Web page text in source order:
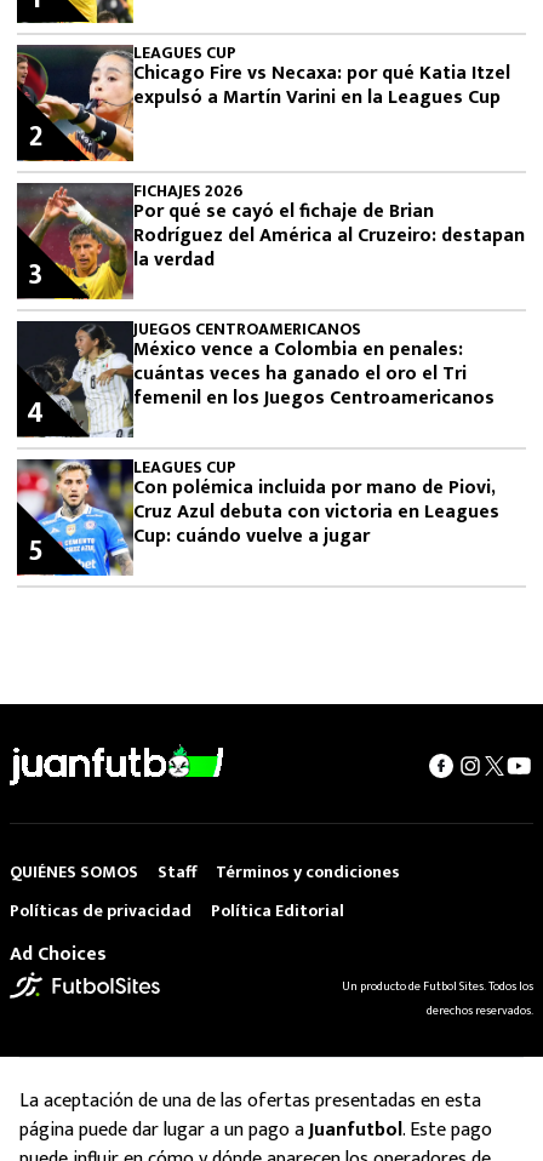
LEAGUES CUP
Chicago Fire vs Necaxa: por qué Katia Itzel
expulsó a Martín Varini en la Leagues Cup
2
FICHAJES 2026
Por qué se cayó el fichaje de Brian
Rodríguez del América al Cruzeiro: destapan
la verdad
3
JUEGOS CENTROAMERICANOS
México vence a Colombia en penales:
cuántas veces ha ganado el oro el Tri
femenil en los Juegos Centroamericanos
4
LEAGUES CUP
Con polémica incluida por mano de Piovi,
Cruz Azul debuta con victoria en Leagues
Cup: cuándo vuelve a jugar
5
QUIÉNES SOMOS Staff
Términos y condiciones
Políticas de privacidad
Política Editorial
Ad Choices
Un producto de Futbol Sites. Todos los
derechos reservados.
La aceptación de una de las ofertas presentadas en esta
página puede dar lugar a un pago aJuanfutbol. Este pago